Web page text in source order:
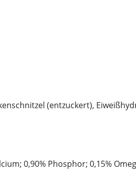
(entzuckert),
0,90% Phosphor; 0,15%